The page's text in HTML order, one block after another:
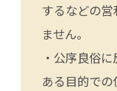
するなどの
ません。
・公序良俗
ある目的で